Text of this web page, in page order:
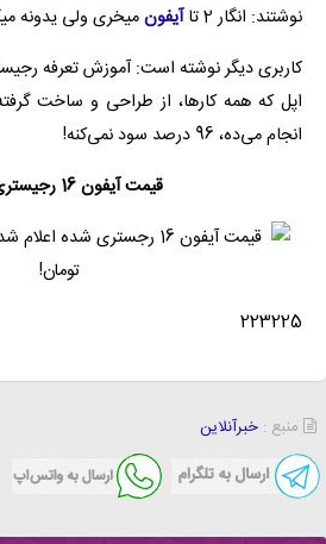
نوشتند: انگار 2 تا
آیفونمیخری ولی یدونه
اپل که همه کارها، از طراحی و ساخت
انجام می‌ده، 96 درصد سود نمی‌کنه!
قیمت آیفون 16 رجیستری شده
223225
منبع : خبرآنلاین